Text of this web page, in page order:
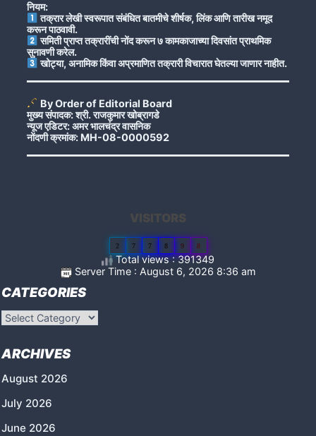
नियम:
तक्रार लेखी स्वरूपात संबंधित बातमीचे शीर्षक, लिंक आणि तारीख नमूद
करून पाठवावी.
समिती प्राप्त तक्रारींची नोंद करून ७ कामकाजाच्या दिवसांत प्राथमिक
सुनावणी करेल.
खोट्या, अनामिक किंवा अप्रमाणित तक्रारी विचारात घेतल्या जाणार नाहीत.
By Order of Editorial Board
मुख्य संपादक: श्री. राजकुमार खोब्रागडे
न्यूज एडिटर: अमर भालचंद्र वासनिक
नोंदणी क्रमांक: MH-08-0000592
VISITORS
2 7 7 8 9 8
Total views : 391349
Server Time : August 6, 2026 8:36 am
CATEGORIES
Categories
ARCHIVES
August 2026
July 2026
June 2026